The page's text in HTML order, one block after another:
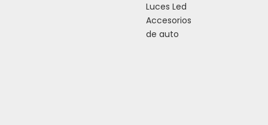
Luces Led
Accesorios
de auto